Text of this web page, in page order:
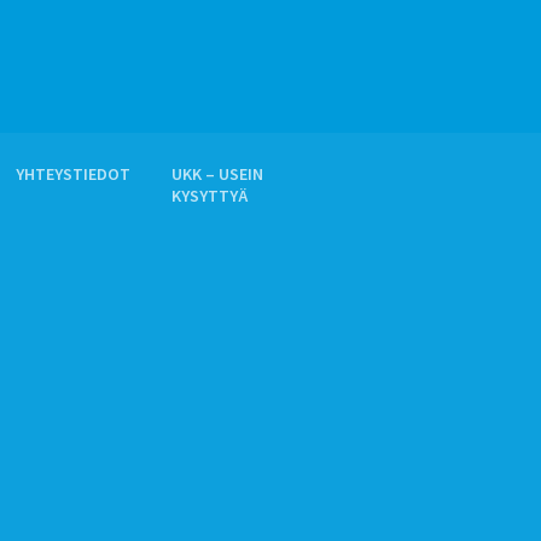
YHTEYSTIEDOT
UKK – USEIN
KYSYTTYÄ